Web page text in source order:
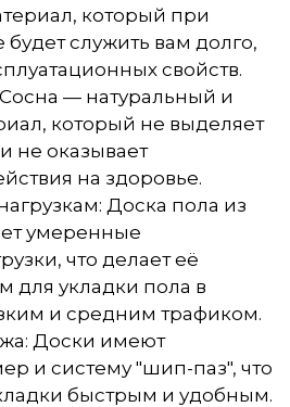
который при
служить вам долго,
свойств.
— натуральный и
который не выделяет
не оказывает
на здоровье.
Доска пола из
умеренные
что делает её
для укладки пола в
и средним трафиком.
Доски имеют
и систему "шип-паз", что
быстрым и удобным.